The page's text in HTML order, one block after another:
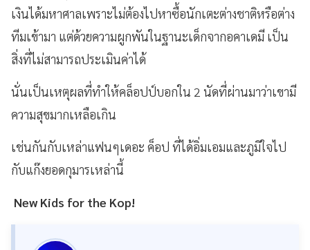
เงินได้มหาศาลเพราะไม่ต้องไปหาซื้อนักเตะต่างชาติหรือต่าง
ทีมเข้ามา แต่ด้วยความผูกพันในฐานะเด็กจากอคาเดมี เป็น
สิ่งที่ไม่สามารถประเมินค่าได้
นั่นเป็นเหตุผลที่ทำให้คล็อปป์บอกใน 2 นัดที่ผ่านมาว่าเขามี
ความสุขมากเหลือเกิน
เช่นกันกับเหล่าแฟนๆเดอะ ค็อป ที่ได้อิ่มเอมและภูมิใจไป
กับแก๊งยอดกุมารเหล่านี้
New Kids for the Kop!